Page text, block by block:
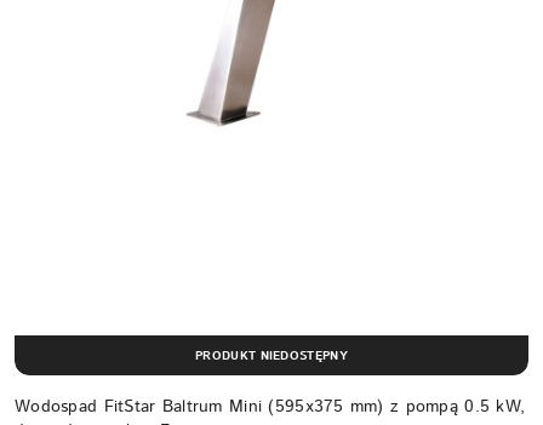
Wodospad FitStar Baltrum Mini (595x375 mm) z pompą 0.5 kW,
PRODUKT NIEDOSTĘPNY